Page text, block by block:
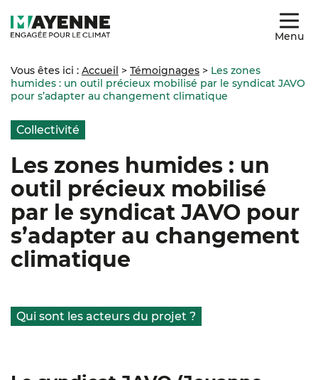
Menu
Vous êtes ici : Accueil > Témoignages > Les zones
humides : un outil précieux mobilisé par le syndicat JAVO
pour s’adapter au changement climatique
Collectivité
Les zones humides : un
outil précieux mobilisé
par le syndicat JAVO pour
s’adapter au changement
climatique
Qui sont les acteurs du projet ?